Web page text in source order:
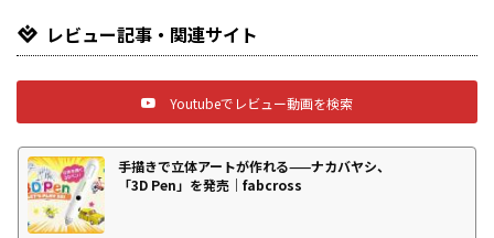
レビュー記事・関連サイト
Youtubeでレビュー動画を検索
手描きで立体アートが作れる——ナカバヤシ、
「3D Pen」を発売｜fabcross